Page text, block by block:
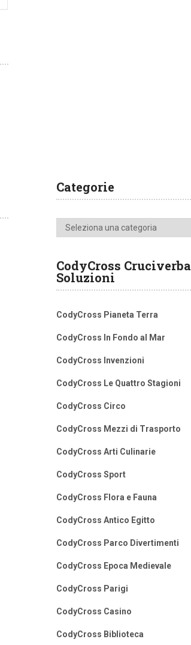
Categorie
Categorie
CodyCross Cruciverba
Soluzioni
CodyCross Pianeta Terra
CodyCross In Fondo al Mar
CodyCross Invenzioni
CodyCross Le Quattro Stagioni
CodyCross Circo
CodyCross Mezzi di Trasporto
CodyCross Arti Culinarie
CodyCross Sport
CodyCross Flora e Fauna
CodyCross Antico Egitto
CodyCross Parco Divertimenti
CodyCross Epoca Medievale
CodyCross Parigi
CodyCross Casino
CodyCross Biblioteca